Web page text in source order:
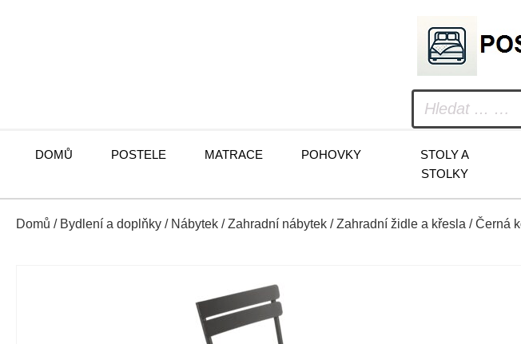
DOMŮ POSTELE MATRACE POHOVKY
STOLY A
STOLKY
Domů / Bydlení a doplňky / Nábytek /Zahradní nábytek /Zahradní židle a křesla / Černá